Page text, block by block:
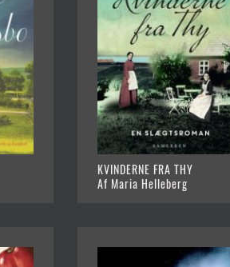
KVINDERNE FRA THY
Af Maria Helleberg